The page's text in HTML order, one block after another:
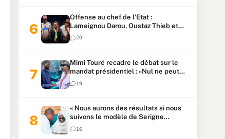
Offense au chef de l’Etat :
Lameignou Darou, Oustaz Thieb et
Ndiaye Touba lourdement
condamnés
20
Mimi Touré recadre le débat sur le
mandat présidentiel : «Nul ne peut
faire plus de deux mandats
consécutifs de 5 ans»
19
« Nous aurons des résultats si nous
suivons le modèle de Serigne
Touba » : Ousmane Sonko au Khalife
Serigne Mountakha
16